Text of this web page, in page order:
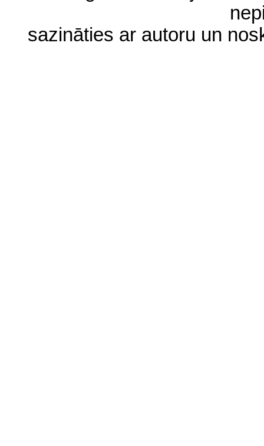
sazināties ar autoru un